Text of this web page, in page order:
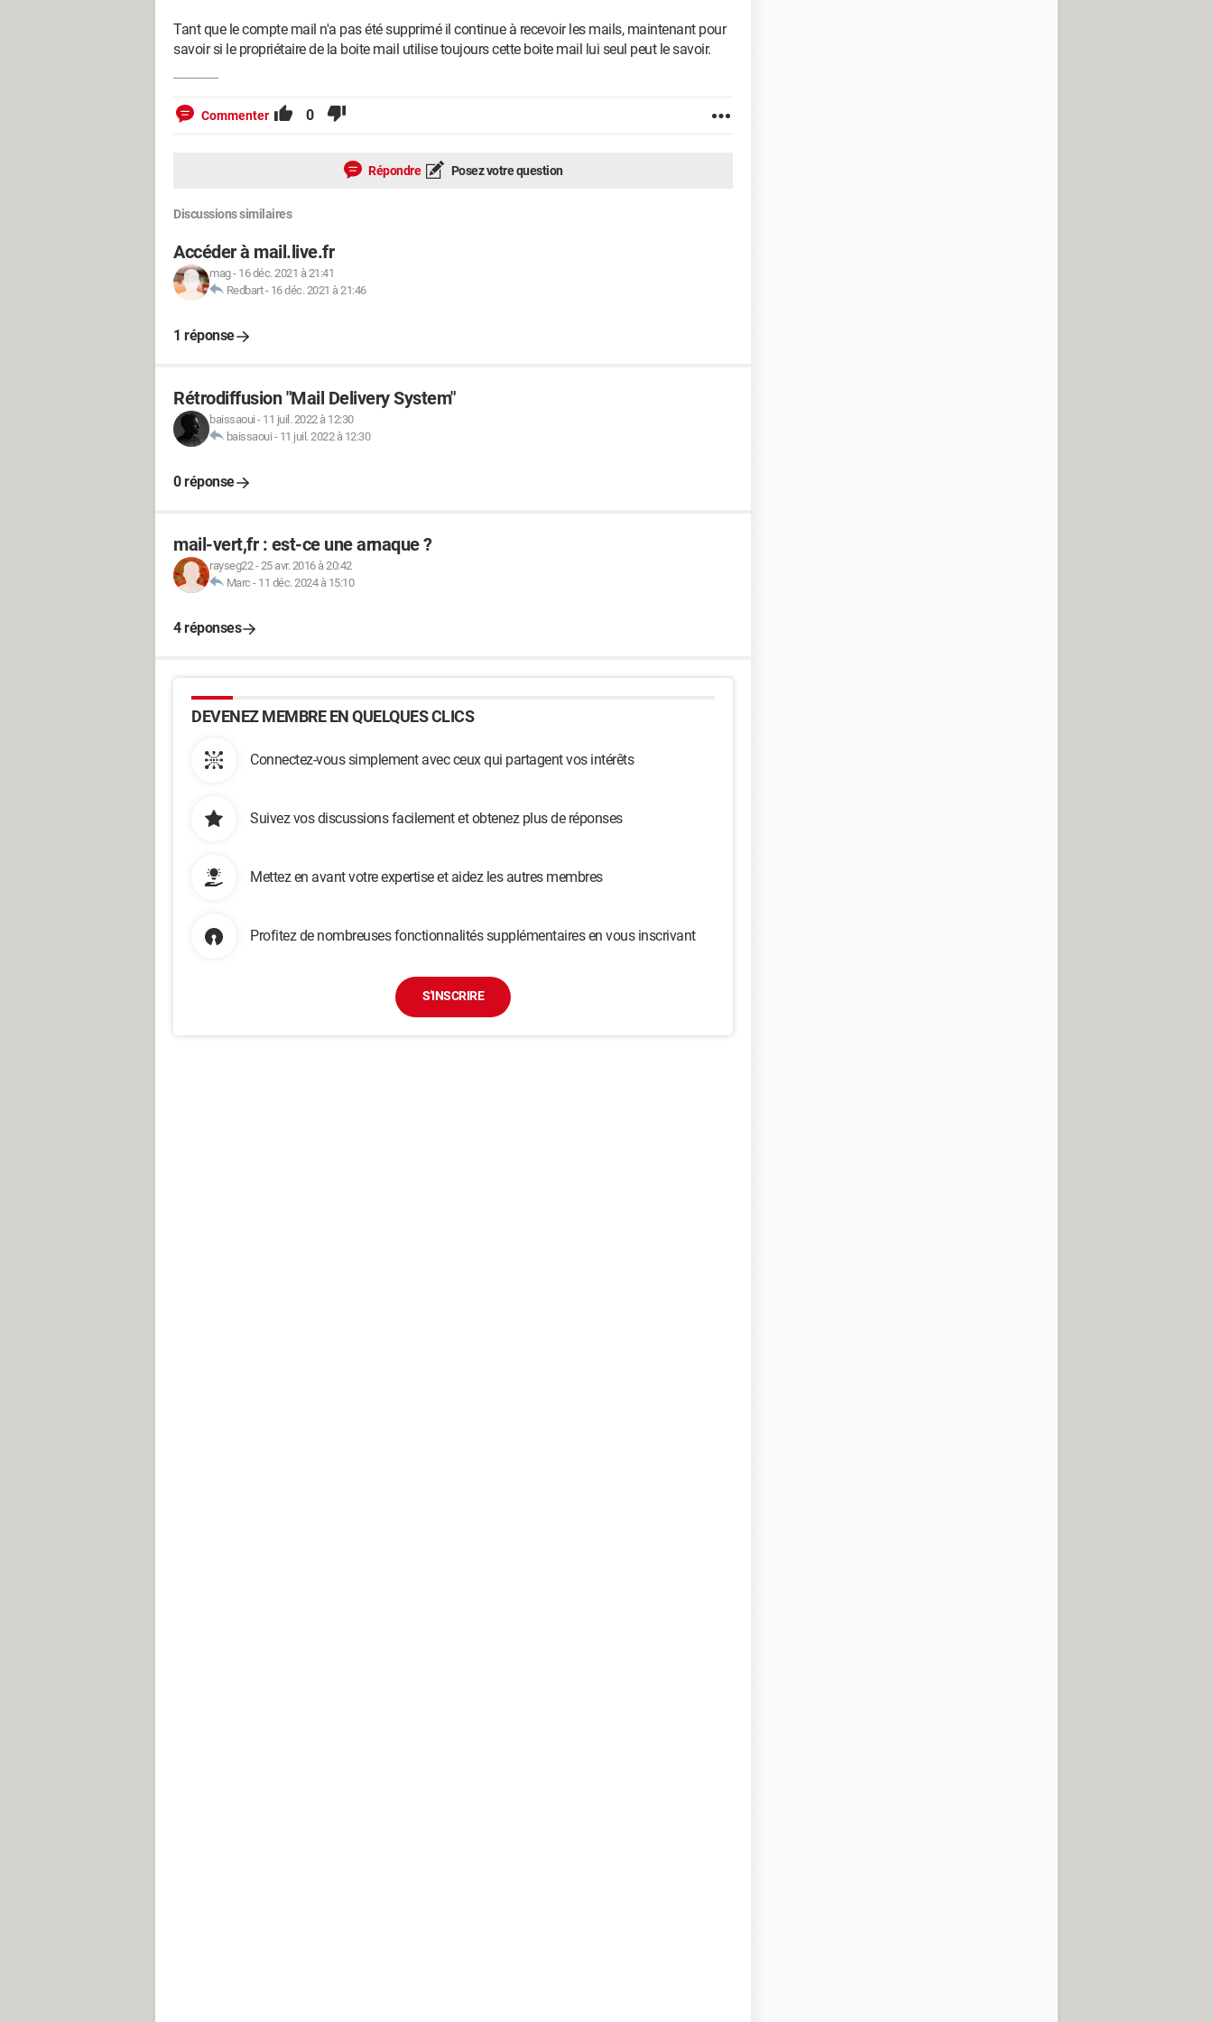
Tant que le compte mail n'a pas été supprimé il continue à recevoir les mails, maintenant pour
savoir si le propriétaire de la boite mail utilise toujours cette boite mail lui seul peut le savoir.
Commenter 0
Répondre Posez votre question
Discussions similaires
Accéder à mail.live.fr
mag- 16 déc. 2021 à 21:41
Redbart- 16 déc. 2021 à 21:46
1 réponse
Rétrodiffusion "Mail Delivery System"
baissaoui - 11 juil. 2022 à 12:30
baissaoui - 11 juil. 2022 à 12:30
0 réponse
mail-vert,fr : est-ce une arnaque ?
rayseg22-25 avr. 2016 à 20:42
Marc - 11 déc. 2024 à 15:10
4 réponses
DEVENEZ MEMBRE EN QUELQUES CLICS
Connectez-vous simplement avec ceux qui partagent vos intérêts
Suivez vos discussions facilement et obtenez plus de réponses
Mettez en avant votre expertise et aidez les autres membres
Profitez de nombreuses fonctionnalités supplémentaires en vous inscrivant
S'INSCRIRE